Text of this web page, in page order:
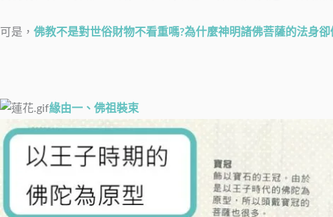
可是， 佛教不是對世俗財物不看重嗎?為什麼神明諸佛菩薩的法身
緣由一、佛祖裝束